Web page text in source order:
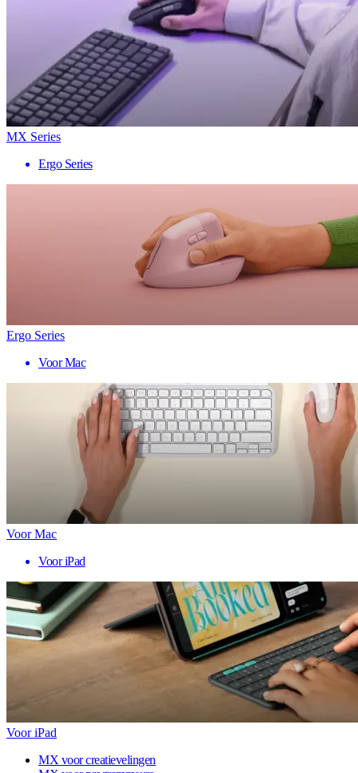
MX Series
Ergo Series
Ergo Series
Voor Mac
Voor Mac
Voor iPad
Voor iPad
MX voor creatievelingen